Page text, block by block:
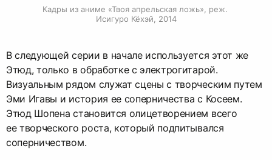
Кадры из аниме «Твоя апрельская ложь», реж.
Исигуро Кёхэй, 2014
В следующей серии в начале используется этот же
Этюд, только в обработке с электрогитарой.
Визуальным рядом служат сцены с творческим путем
Эми Игавы и история ее соперничества с Косеем.
Этюд Шопена становится олицетворением всего
ее творческого роста, который подпитывался
соперничеством.